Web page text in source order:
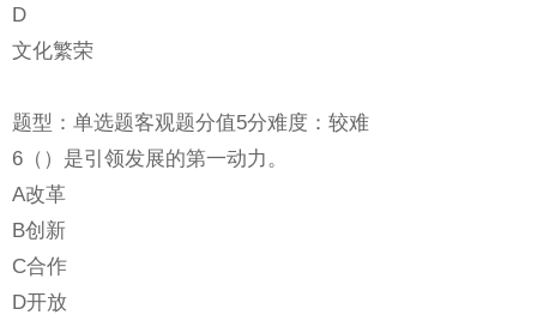
D
文化繁荣
题型：单选题客观题分值5分难度：较难
6（）是引领发展的第一动力。
A改革
B创新
C合作
D开放